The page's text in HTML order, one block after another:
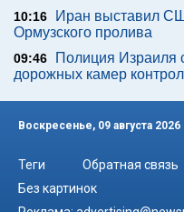
10:16
Иран выставил
Ормузского пролива
09:46
Полиция Израиля
дорожных камер
Воскресенье, 09 августа 2026
Теги Обратная связь
Без картинок